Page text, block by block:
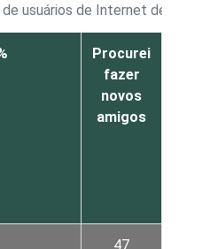
usuários de Internet de 9 a
Procurei
fazer
novos
amigos
47